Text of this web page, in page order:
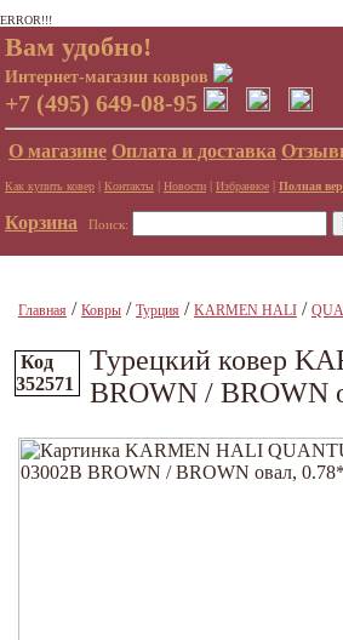
ERROR!!!
Вам удобно!
Интернет-магазин ковров
+7 (495) 649-08-95
О магазине Оплата и доставка
Как купить ковер | Контакты | Новости | Избранное | Полная
Корзина Поиск:
Главная / Ковры / Турция / KARMEN HALI /
Код
352571
Турецкий ковер
BROWN / BROWN